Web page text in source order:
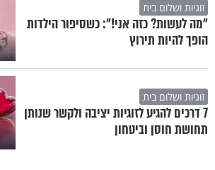
זוגיות ושלום בית
"מה לעשות? כזה אני!": כשסיפור הילדות
הופך להיות תירוץ
זוגיות ושלום בית
7 דרכים להגיע לזוגיות יציבה ולקשר שנותן
תחושת חוסן וביטחון